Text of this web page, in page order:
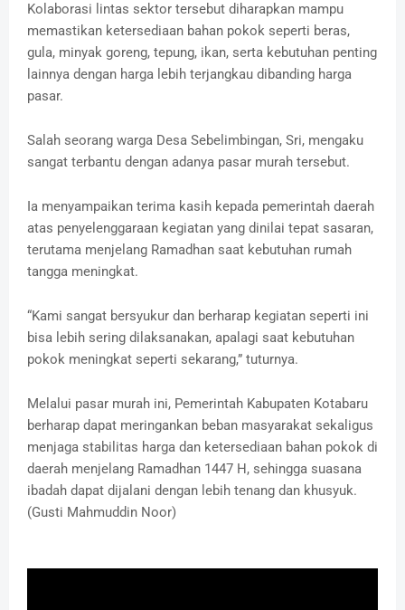
Kolaborasi lintas sektor tersebut diharapkan mampu
memastikan ketersediaan bahan pokok seperti beras,
gula, minyak goreng, tepung, ikan, serta kebutuhan penting
lainnya dengan harga lebih terjangkau dibanding harga
pasar.
Salah seorang warga Desa Sebelimbingan, Sri, mengaku
sangat terbantu dengan adanya pasar murah tersebut.
Ia menyampaikan terima kasih kepada pemerintah daerah
atas penyelenggaraan kegiatan yang dinilai tepat sasaran,
terutama menjelang Ramadhan saat kebutuhan rumah
tangga meningkat.
“Kami sangat bersyukur dan berharap kegiatan seperti ini
bisa lebih sering dilaksanakan, apalagi saat kebutuhan
pokok meningkat seperti sekarang,” tuturnya.
Melalui pasar murah ini, Pemerintah Kabupaten Kotabaru
berharap dapat meringankan beban masyarakat sekaligus
menjaga stabilitas harga dan ketersediaan bahan pokok di
daerah menjelang Ramadhan 1447 H, sehingga suasana
ibadah dapat dijalani dengan lebih tenang dan khusyuk.
(Gusti Mahmuddin Noor)